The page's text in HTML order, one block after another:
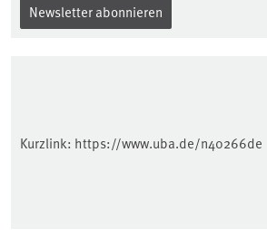
Newsletter abonnieren
Kurzlink: https://www.uba.de/n40266de